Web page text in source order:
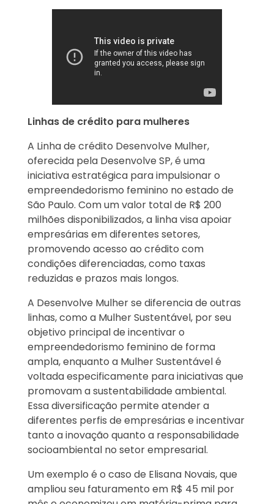
Linhas de crédito para mulheres
A Linha de crédito Desenvolve Mulher,
oferecida pela Desenvolve SP, é uma
iniciativa estratégica para impulsionar o
empreendedorismo feminino no estado de
São Paulo. Com um valor total de R$ 200
milhões disponibilizados, a linha visa apoiar
empresárias em diferentes setores,
promovendo acesso ao crédito com
condições diferenciadas, como taxas
reduzidas e prazos mais longos.
A Desenvolve Mulher se diferencia de outras
linhas, como a Mulher Sustentável, por seu
objetivo principal de incentivar o
empreendedorismo feminino de forma
ampla, enquanto a Mulher Sustentável é
voltada especificamente para iniciativas que
promovam a sustentabilidade ambiental.
Essa diversificação permite atender a
diferentes perfis de empresárias e incentivar
tanto a inovação quanto a responsabilidade
socioambiental no setor empresarial.
Um exemplo é o caso de Elisana Novais, que
ampliou seu faturamento em R$ 45 mil por